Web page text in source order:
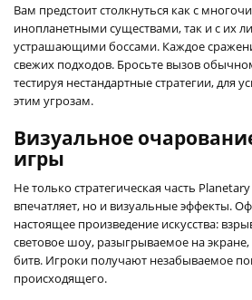
Вам предстоит столкнуться как с
инопланетными существами, так и с их
устрашающими боссами. Каждое
свежих подходов. Бросьте вызов
тестируя нестандартные стратегии, для
этим угрозам.
Визуальное
игры
Не только стратегическая часть
впечатляет, но и визуальные эффекты.
настоящее произведение искусства:
световое шоу, разыгрываемое на
битв. Игроки получают незабываемое
происходящего.